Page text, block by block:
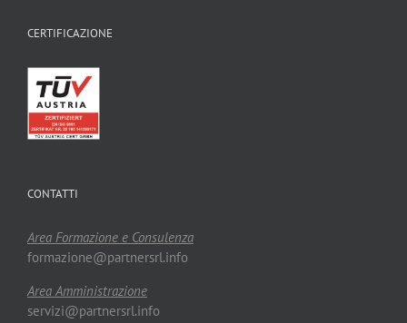
CERTIFICAZIONE
CONTATTI
Area Formazione e Consulenza
formazione@partnersrl.info
Area Amministrazione
servizi@partnersrl.info